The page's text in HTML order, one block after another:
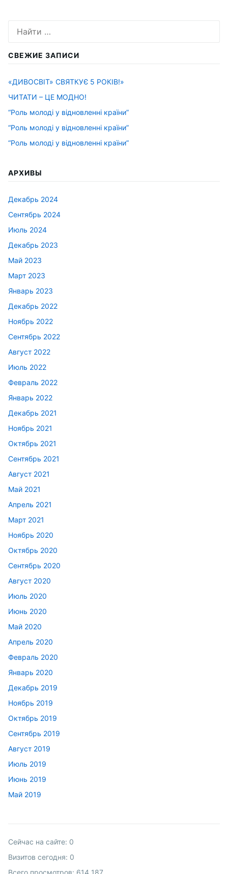
СВЕЖИЕ ЗАПИСИ
«ДИВОСВІТ» СВЯТКУЄ 5 РОКІВ!»
ЧИТАТИ – ЦЕ МОДНО!
“Роль молоді у відновленні країни”
“Роль молоді у відновленні країни”
“Роль молоді у відновленні країни”
АРХИВЫ
Декабрь 2024
Сентябрь 2024
Июль 2024
Декабрь 2023
Май 2023
Март 2023
Январь 2023
Декабрь 2022
Ноябрь 2022
Сентябрь 2022
Август 2022
Июль 2022
Февраль 2022
Январь 2022
Декабрь 2021
Ноябрь 2021
Октябрь 2021
Сентябрь 2021
Август 2021
Май 2021
Апрель 2021
Март 2021
Ноябрь 2020
Октябрь 2020
Сентябрь 2020
Август 2020
Июль 2020
Июнь 2020
Май 2020
Апрель 2020
Февраль 2020
Январь 2020
Декабрь 2019
Ноябрь 2019
Октябрь 2019
Сентябрь 2019
Август 2019
Июль 2019
Июнь 2019
Май 2019
Сейчас на сайте: 0
Визитов сегодня: 0